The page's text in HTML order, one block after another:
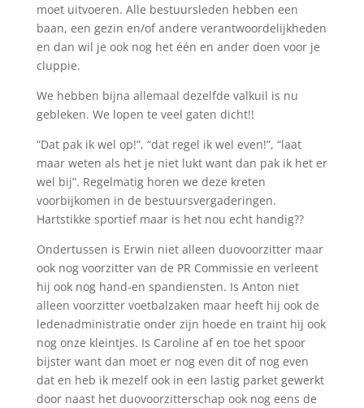
moet uitvoeren. Alle bestuursleden hebben een
baan, een gezin en/of andere verantwoordelijkheden
en dan wil je ook nog het één en ander doen voor je
cluppie.
We hebben bijna allemaal dezelfde valkuil is nu
gebleken. We lopen te veel gaten dicht!!
“Dat pak ik wel op!”, “dat regel ik wel even!”, “laat
maar weten als het je niet lukt want dan pak ik het er
wel bij”. Regelmatig horen we deze kreten
voorbijkomen in de bestuursvergaderingen.
Hartstikke sportief maar is het nou echt handig??
Ondertussen is Erwin niet alleen duovoorzitter maar
ook nog voorzitter van de PR Commissie en verleent
hij ook nog hand-en spandiensten. Is Anton niet
alleen voorzitter voetbalzaken maar heeft hij ook de
ledenadministratie onder zijn hoede en traint hij ook
nog onze kleintjes. Is Caroline af en toe het spoor
bijster want dan moet er nog even dit of nog even
dat en heb ik mezelf ook in een lastig parket gewerkt
door naast het duovoorzitterschap ook nog eens de